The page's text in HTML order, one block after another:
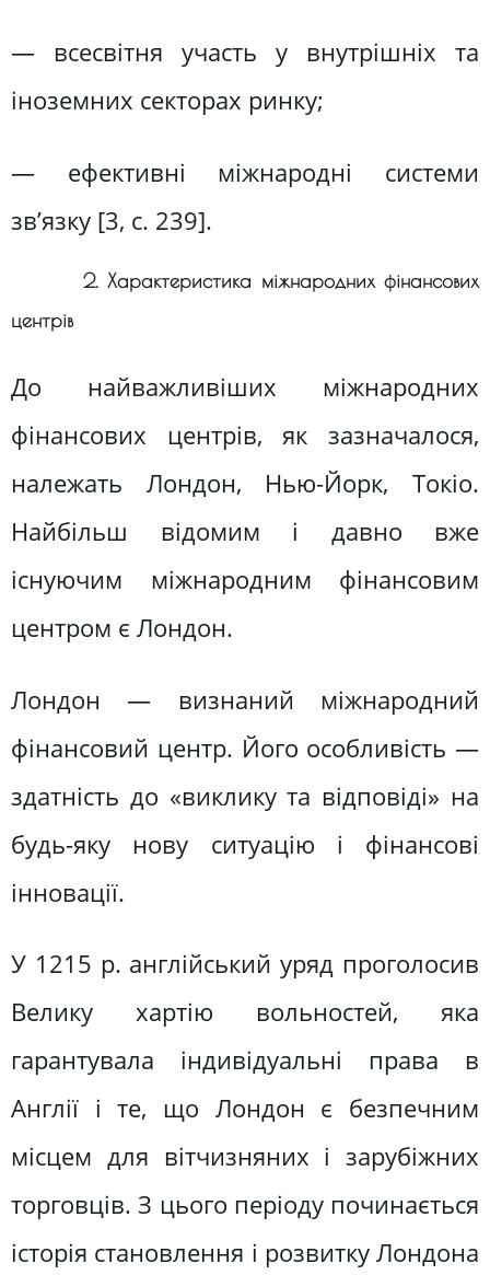
— всесвітня участь у внутрішніх та
іноземних секторах ринку;
— ефективні міжнародні системи
зв’язку [3, с. 239].
2. Характеристика міжнародних фінансових
центрів
До найважливіших міжнародних
фінансових центрів, як зазначалося,
належать Лондон, Нью-Йорк, Токіо.
Найбільш відомим і давно вже
існуючим міжнародним фінансовим
центром є Лондон.
Лондон — визнаний міжнародний
фінансовий центр. Його особливість —
здатність до «виклику та відповіді» на
будь-яку нову ситуацію і фінансові
інновації.
У 1215 р. англійський уряд проголосив
Велику хартію вольностей, яка
гарантувала індивідуальні права в
Англії і те, що Лондон є безпечним
місцем для вітчизняних і зарубіжних
торговців. З цього періоду починається
історія становлення і розвитку Лондона